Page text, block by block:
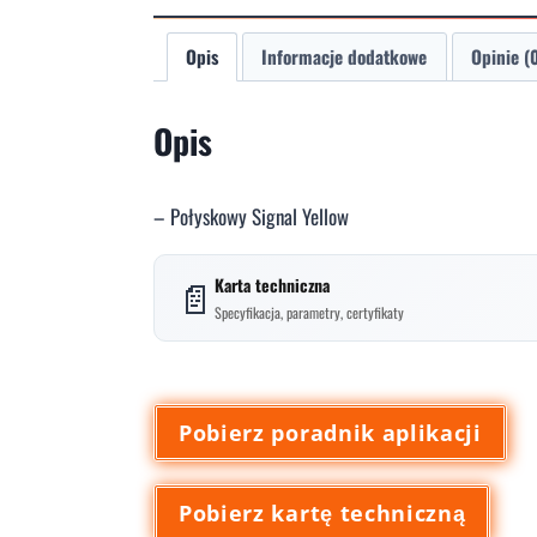
Opis Informacje dodatkowe Opinie
Opis
– Połyskowy Signal Yellow
📄 Karta techniczna
Specyfikacja, parametry, certyfikaty
Pobierz poradnik aplikacji
Pobierz kartę techniczną